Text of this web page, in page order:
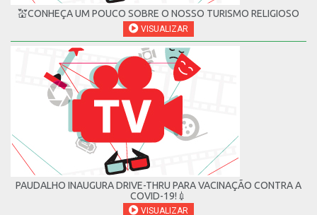
💒CONHEÇA UM POUCO SOBRE O NOSSO TURISMO RELIGIOSO
VISUALIZAR
PAUDALHO INAUGURA DRIVE-THRU PARA VACINAÇÃO CONTRA A
COVID-19!💉
VISUALIZAR